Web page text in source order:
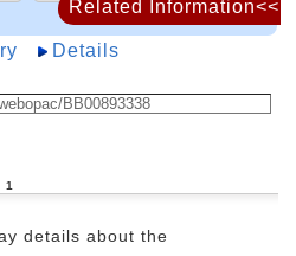
Details
1
details about the
Related Information<<